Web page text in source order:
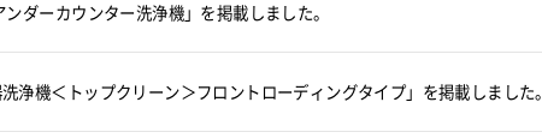
ダーカウンター洗浄機」を掲載しました。
浄機＜トップクリーン＞フロントローディングタイプ」を掲載しました。